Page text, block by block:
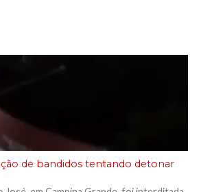
de bandidos tentando detonar